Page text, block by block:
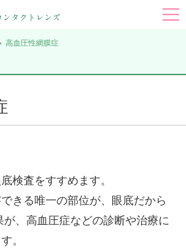
高血圧性網膜症
検査をすすめます。
きる唯一の部位が、眼底だから
、高血圧症などの診断や治療に
。